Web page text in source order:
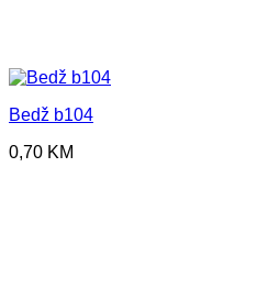
Bedž b104
0,70 KM